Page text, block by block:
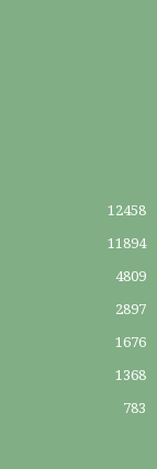
12458
11894
4809
2897
1676
1368
783